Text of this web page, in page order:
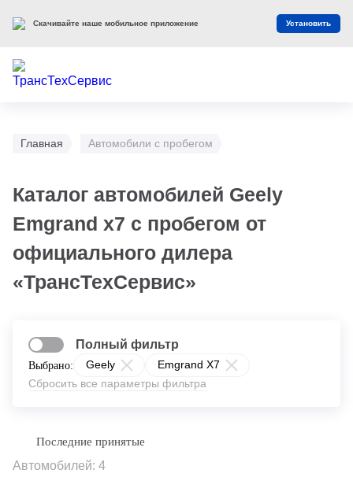
Главная Автомобили с пробегом
Каталог автомобилей Geely
Emgrand x7 с пробегом от
официального дилера
«ТрансТехСервис»
Выбрано: Geely
Emgrand X7
Сбросить все параметры фильтра
Полный фильтр
Автомобилей: 4
Скачивайте наше мобильное приложение Установить